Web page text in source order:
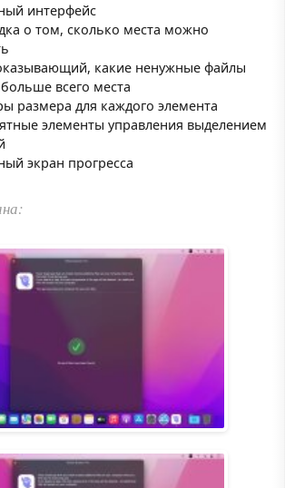
интерфейс
о том, сколько места можно
какие ненужные файлы
всего места
размера для каждого элемента
элементы управления выделением
экран прогресса